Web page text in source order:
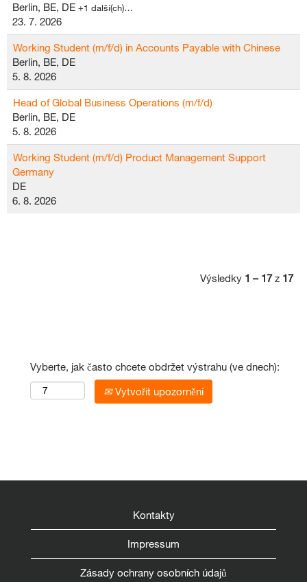
Berlin, BE, DE +1 další(ch)…
23. 7. 2026
Working Student (m/f/d) in Accounts Payable with Chinese
Berlin, BE, DE
5. 8. 2026
Head of Global Business Operations (m/f/d)
Berlin, BE, DE
5. 8. 2026
Working Student (m/f/d) Product Management Support
Germany
DE
6. 8. 2026
Výsledky 1 – 17z 17
Vyberte, jak často chcete obdržet výstrahu (ve dnech):
Vytvořit upozornění
Kontakty
Impressum
Zásady ochrany osobních údajů